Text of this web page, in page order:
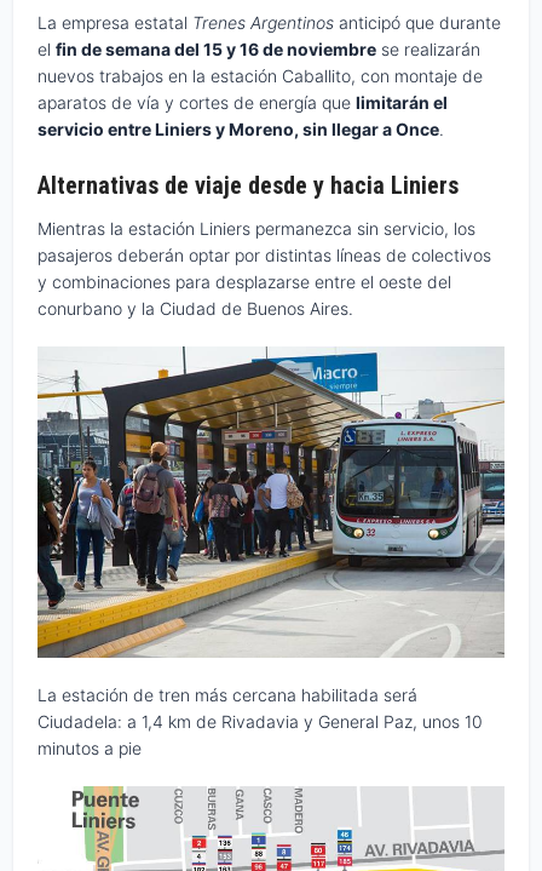
La empresa estatal Trenes Argentinos anticipó que durante
elfin de semana del 15 y 16 de noviembre se realizarán
nuevos trabajos en la estación Caballito, con montaje de
aparatos de vía y cortes de energía quelimitarán el
servicio entre Liniers y Moreno, sin llegar a Once.
Alternativas de viaje desde y hacia Liniers
Mientras la estación Liniers permanezca sin servicio, los
pasajeros deberán optar por distintas líneas de colectivos
y combinaciones para desplazarse entre el oeste del
conurbano y la Ciudad de Buenos Aires.
La estación de tren más cercana habilitada será
Ciudadela: a 1,4 km de Rivadavia y General Paz, unos 10
minutos a pie